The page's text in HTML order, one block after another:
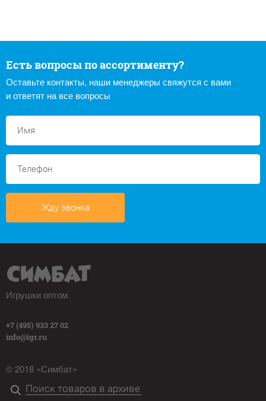
Есть вопросы по ассортименту?
Оставьте контакты, наши менеджеры свяжутся с вами
и ответят на все вопросы
Жду звонка
Игрушки оптом
+7 (495) 933 27 02
info@igr.ru
© 2018 «Симбат»